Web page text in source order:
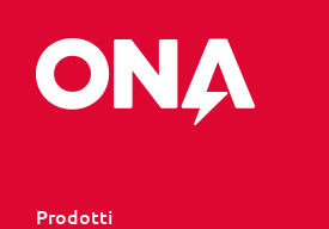
Prodotti